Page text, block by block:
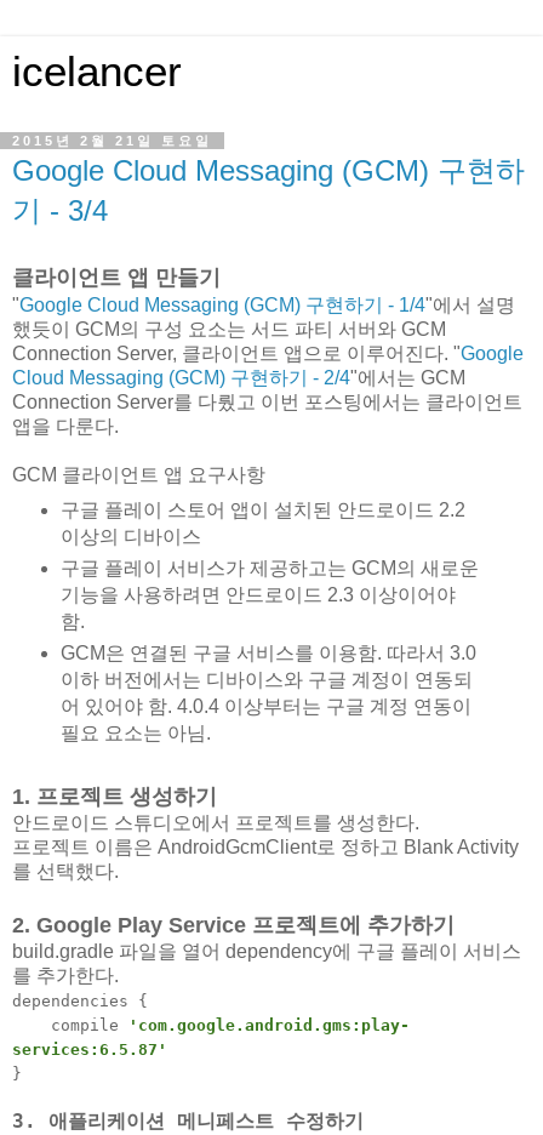
icelancer
2015년 2월 21일 토요일
Google Cloud Messaging (GCM) 구현하
기 - 3/4
클라이언트 앱 만들기
"Google Cloud Messaging (GCM) 구현하기 - 1/4"에서 설명
했듯이 GCM의 구성 요소는 서드 파티 서버와 GCM
Connection Server, 클라이언트 앱으로 이루어진다. "Google
Cloud Messaging (GCM) 구현하기 - 2/4"에서는 GCM
Connection Server를 다뤘고 이번 포스팅에서는 클라이언트
앱을 다룬다.
GCM 클라이언트 앱 요구사항
구글 플레이 스토어 앱이 설치된 안드로이드 2.2
이상의 디바이스
구글 플레이 서비스가 제공하고는 GCM의 새로운
기능을 사용하려면 안드로이드 2.3 이상이어야
함.
GCM은 연결된 구글 서비스를 이용함. 따라서 3.0
이하 버전에서는 디바이스와 구글 계정이 연동되
어 있어야 함. 4.0.4 이상부터는 구글 계정 연동이
필요 요소는 아님.
1. 프로젝트 생성하기
안드로이드 스튜디오에서 프로젝트를 생성한다.
프로젝트 이름은 AndroidGcmClient로 정하고 Blank Activity
를 선택했다.
2. Google Play Service 프로젝트에 추가하기
build.gradle 파일을 열어 dependency에 구글 플레이 서비스
를 추가한다.
dependencies {
compile
'com.google.android.gms:play-
services:6.5.87'
}
3. 애플리케이션 메니페스트 수정하기